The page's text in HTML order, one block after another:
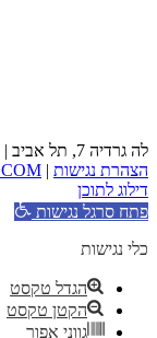
לה גרדיה 7, תל אביב | א׳ - ה׳ 18:00 - 9:00 |
הצהרת נגישות |
דילוג לתוכן
פתח סרגל נגישות
כלי נגישות
הגדל טקסט
הקטן טקסט
גווני אפור